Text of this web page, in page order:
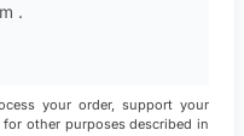
.
your order, support your
other purposes described in